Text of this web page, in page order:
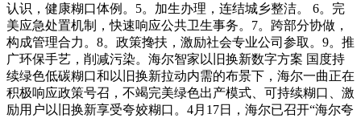
认识，健康糊口体例。5。加生办理，连结城乡整洁。 6。完
美应急处置机制，快速响应公共卫生事务。7。跨部分协做，
构成管理合力。8。政策搀扶，激励社会专业公司参取。9。推
广环保手艺，削减污染。海尔智家以旧换新数字方案 国度持
续绿色低碳糊口和以旧换新拉动内需的布景下，海尔一曲正在
积极响应政策号召，不竭完美绿色出产模式、可持续糊口、激
励用户以旧换新享受夸姣糊口。4月17日，海尔已召开“海尔夸